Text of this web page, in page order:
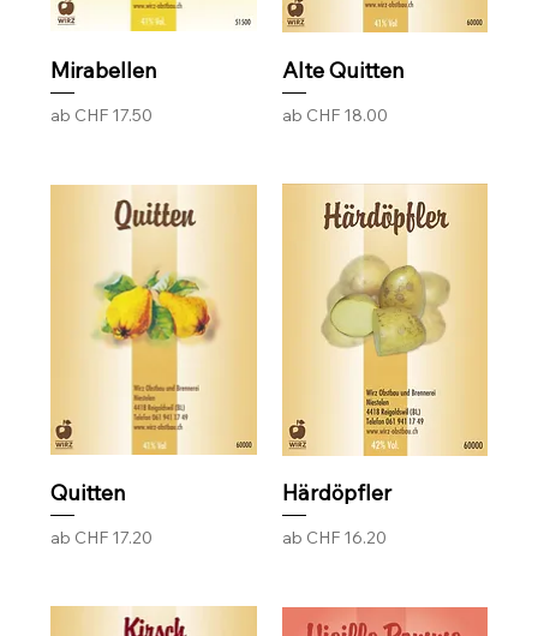
Mirabellen
ab CHF 17.50
Sale-Preis
Alte Quitten
ab CHF 18.00
Sale-Preis
Quitten
ab CHF 17.20
Sale-Preis
Härdöpfler
ab CHF 16.20
Sale-Preis